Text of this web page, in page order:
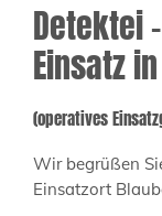
Detektei
Einsatz
(operatives
Wir begrüßen
Einsatzort